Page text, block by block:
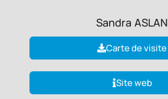
Sandra ASLAN
Carte de visite
Site web